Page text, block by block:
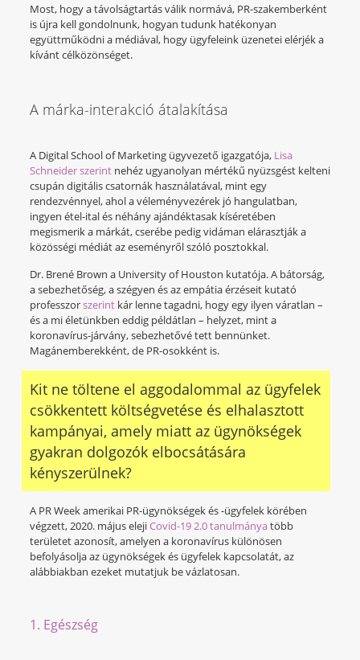
Most, hogy a távolságtartás válik normává, PR-szakemberként
is újra kell gondolnunk, hogyan tudunk hatékonyan
együttműködni a médiával, hogy ügyfeleink üzenetei elérjék a
kívánt célközönséget.
A márka-interakció átalakítása
A Digital School of Marketing ügyvezető igazgatója, Lisa
Schneider szerintnehéz ugyanolyan mértékű nyüzsgést kelteni
csupán digitális csatornák használatával, mint egy
rendezvénnyel, ahol a véleményvezérek jó hangulatban,
ingyen étel-ital és néhány ajándéktasak kíséretében
megismerik a márkát, cserébe pedig vidáman elárasztják a
közösségi médiát az eseményről szóló posztokkal.
Dr. Brené Brown a University of Houston kutatója. A bátorság,
a sebezhetőség, a szégyen és az empátia érzéseit kutató
professzorszerintkár lenne tagadni, hogy egy ilyen váratlan –
és a mi életünkben eddig példátlan – helyzet, mint a
koronavírus-járvány, sebezhetővé tett bennünket.
Magánemberekként, de PR-osokként is.
Kit ne töltene el aggodalommal az ügyfelek
csökkentett költségvetése és elhalasztott
kampányai, amely miatt az ügynökségek
gyakran dolgozók elbocsátására
kényszerülnek?
A PR Week amerikai PR-ügynökségek és -ügyfelek körében
végzett, 2020. május elejiCovid-19 2.0 tanulmányatöbb
területet azonosít, amelyen a koronavírus különösen
befolyásolja az ügynökségek és ügyfelek kapcsolatát, az
alábbiakban ezeket mutatjuk be vázlatosan.
1. Egészség